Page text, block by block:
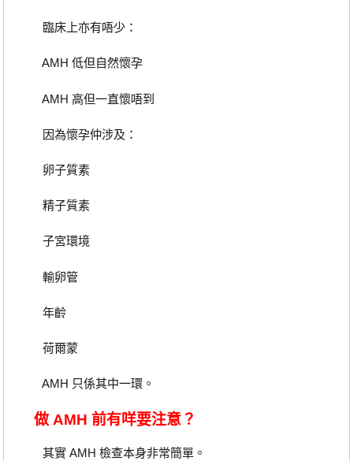
臨床上亦有唔少：
AMH 低但自然懷孕
AMH 高但一直懷唔到
因為懷孕仲涉及：
卵子質素
精子質素
子宮環境
輸卵管
年齡
荷爾蒙
AMH 只係其中一環。
做 AMH 前有咩要注意？
其實 AMH 檢查本身非常簡單。